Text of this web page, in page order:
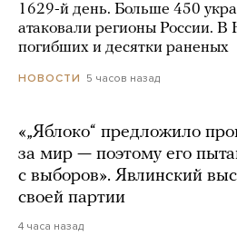
1629-й день. Больше 450
атаковали регионы России.
погибших и десятки раненых
НОВОСТИ 5 часов назад
«„Яблоко“ предложило
за мир — поэтому его
с выборов». Явлинский
своей партии
4 часа назад